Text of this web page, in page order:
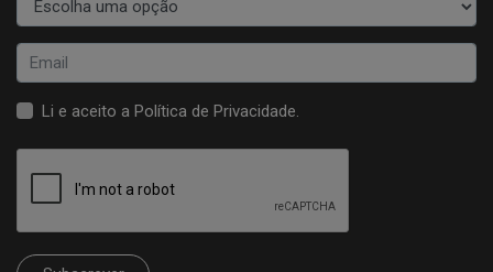
Li e aceito a Política de Privacidade